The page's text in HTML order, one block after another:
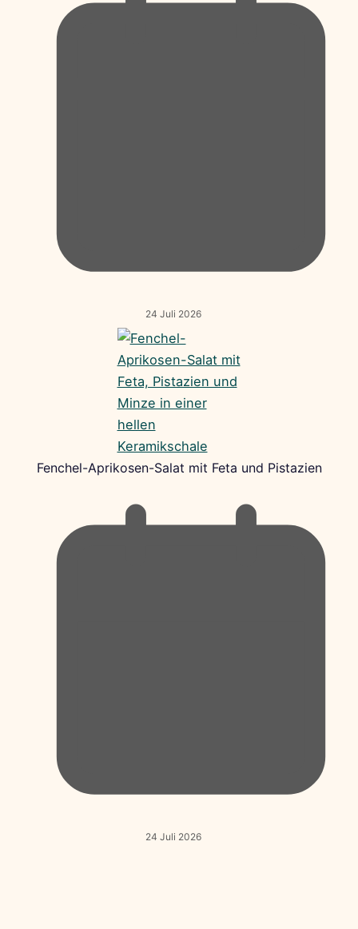
24 Juli 2026
Fenchel-Aprikosen-Salat mit Feta und Pistazien
24 Juli 2026